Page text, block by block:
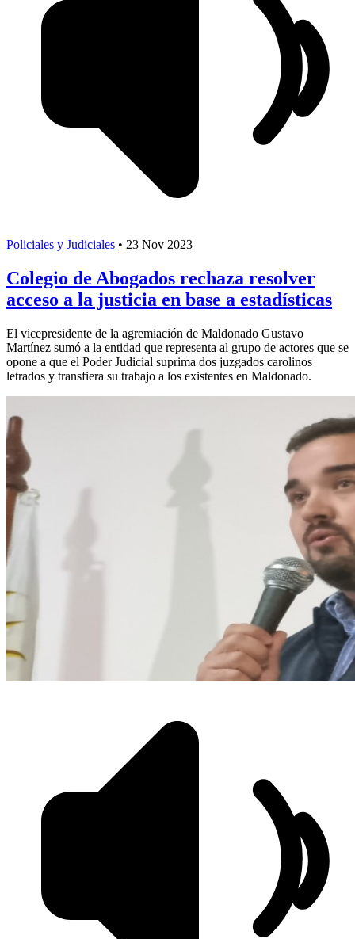
Policiales y Judiciales • 23 Nov 2023
Colegio de Abogados rechaza resolver
acceso a la justicia en base a estadísticas
El vicepresidente de la agremiación de Maldonado Gustavo
Martínez sumó a la entidad que representa al grupo de actores que se
opone a que el Poder Judicial suprima dos juzgados carolinos
letrados y transfiera su trabajo a los existentes en Maldonado.